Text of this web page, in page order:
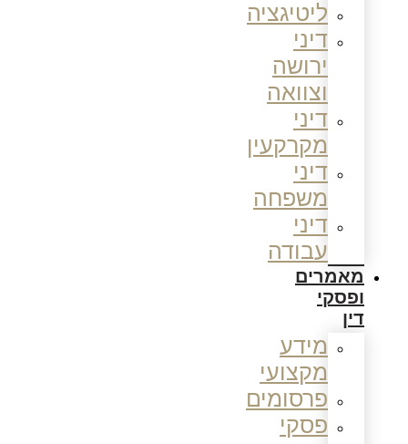
ליטיגציה
דיני
ירושה
וצוואה
דיני
מקרקעין
דיני
משפחה
דיני
עבודה
מאמרים
ופסקי
דין
מידע
מקצועי
פרסומים
פסקי